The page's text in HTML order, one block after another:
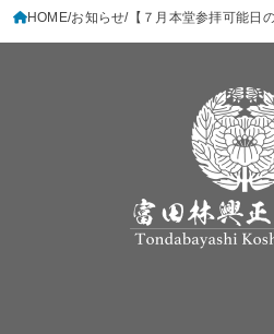
HOME お知らせ 【７月本堂参拝可能日